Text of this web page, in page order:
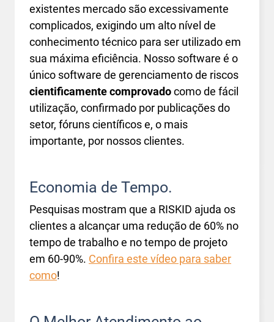
existentes mercado são excessivamente
complicados, exigindo um alto nível de
conhecimento técnico para ser utilizado em
sua máxima eficiência. Nosso software é o
único software de gerenciamento de riscos
cientificamente comprovadocomo de fácil
utilização, confirmado por publicações do
setor, fóruns científicos e, o mais
importante, por nossos clientes.
Economia de Tempo.
Pesquisas mostram que a RISKID ajuda os
clientes a alcançar uma redução de 60% no
tempo de trabalho e no tempo de projeto
em 60-90%. Confira este vídeo para saber
como!